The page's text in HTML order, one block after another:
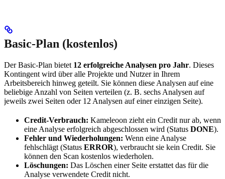
Basic-Plan (kostenlos)
Der Basic-Plan bietet 12 erfolgreiche Analysen pro Jahr. Dieses
Kontingent wird über alle Projekte und Nutzer in Ihrem
Arbeitsbereich hinweg geteilt. Sie können diese Analysen auf eine
beliebige Anzahl von Seiten verteilen (z. B. sechs Analysen auf
jeweils zwei Seiten oder 12 Analysen auf einer einzigen Seite).
Credit-Verbrauch: Kameleoon zieht ein Credit nur ab, wenn
eine Analyse erfolgreich abgeschlossen wird (Status DONE).
Fehler und Wiederholungen: Wenn eine Analyse
fehlschlägt (Status ERROR), verbraucht sie kein Credit. Sie
können den Scan kostenlos wiederholen.
Löschungen: Das Löschen einer Seite erstattet das für die
Analyse verwendete Credit nicht.